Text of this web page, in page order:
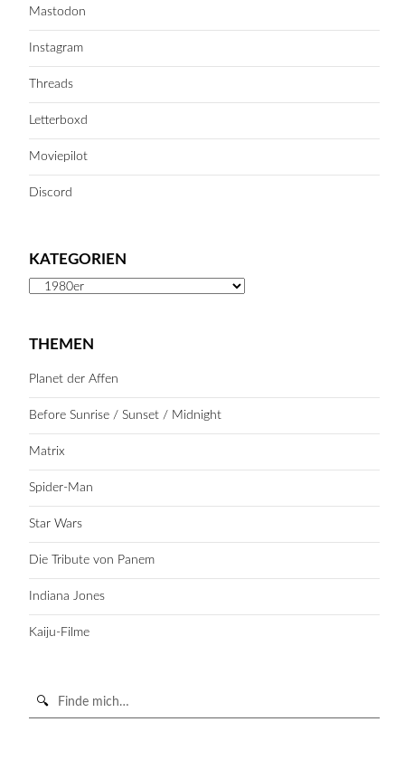
Mastodon
Instagram
Threads
Letterboxd
Moviepilot
Discord
KATEGORIEN
Kategorien
THEMEN
Planet der Affen
Before Sunrise / Sunset / Midnight
Matrix
Spider-Man
Star Wars
Die Tribute von Panem
Indiana Jones
Kaiju-Filme
Suche